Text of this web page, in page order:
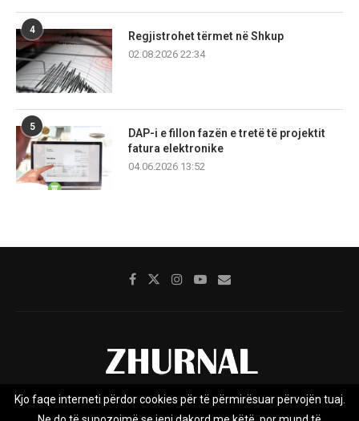
4
Regjistrohet tërmet në Shkup
02.08.2026 22:34
5
DAP-i e fillon fazën e tretë të projektit
fatura elektronike
04.06.2026 13:52
Rreth nesh Impresumi Marketing Kontakt
Kjo faqe interneti përdor cookies për të përmirësuar përvojën tuaj.